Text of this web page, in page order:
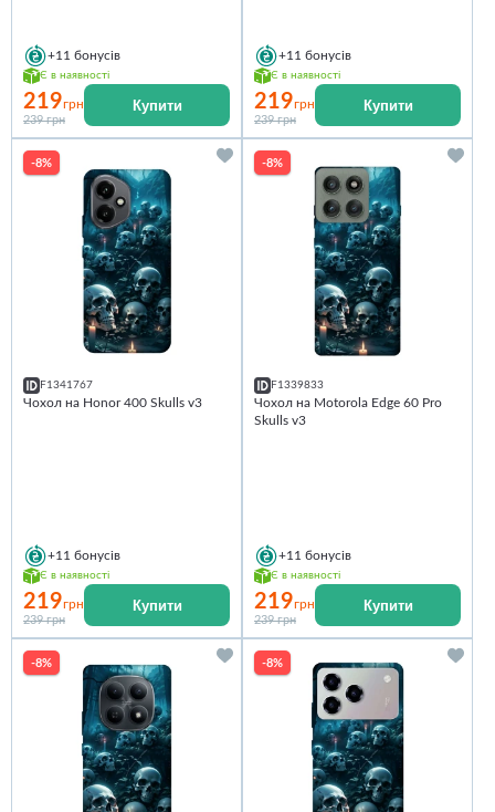
+11 бонусів
Є в наявності
219грн
239 грн
Купити
+11 бонусів
Є в наявності
219грн
239 грн
Купити
-8%
F1341767
Чохол на Honor 400 Skulls v3
+11 бонусів
Є в наявності
219грн
239 грн
Купити
-8%
F1339833
Чохол на Motorola Edge 60 Pro
Skulls v3
+11 бонусів
Є в наявності
219грн
239 грн
Купити
-8% -8%